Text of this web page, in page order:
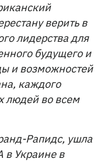
верить в
лидерства для
будущего и
и возможностей
каждого
людей во всем
Рапидс, ушла
в Украине в